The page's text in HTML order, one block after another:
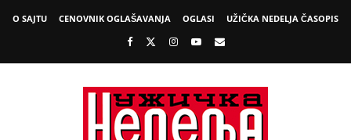
O SAJTU CENOVNIK OGLAŠAVANJA OGLASI UŽIČKA NEDELJA ČASOPIS